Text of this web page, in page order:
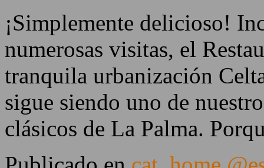
¡Simplemente delicioso!
numerosas visitas, el
tranquila urbanización
sigue siendo uno de
clásicos de La Palma.